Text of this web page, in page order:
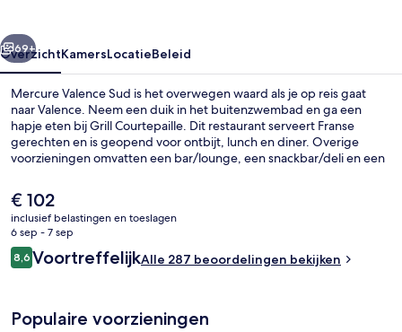
Volgende
69+
OverzichtKamersLocatieBeleid
Mercure Valence Sud is het overwegen waard als je op reis gaat
naar Valence. Neem een duik in het buitenzwembad en ga een
hapje eten bij Grill Courtepaille. Dit restaurant serveert Franse
gerechten en is geopend voor ontbijt, lunch en diner. Overige
voorzieningen omvatten een bar/lounge, een snackbar/deli en een
De
huidige
prijs
is
€ 102
€ 102
inclusief belastingen en toeslagen
6 sep - 7 sep
Beoordelingen
8,68,6 op 10 –
VoortreffelijkAlle 287 beoordelingen bekijken
Populaire voorzieningen